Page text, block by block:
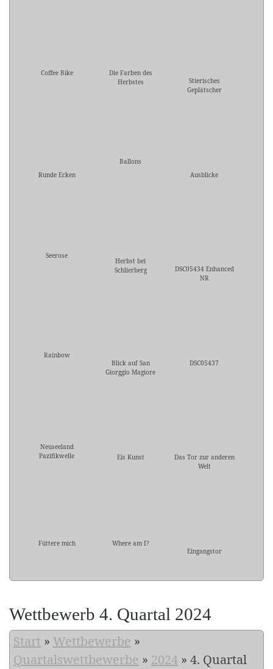
Coffee Bike
Die Farben des
Herbstes
Stierisches
Geplätscher
Runde Ecken
Ballons
Ausblicke
Seerose
Herbst bei
Schlierberg
DSC05434 Enhanced
NR
Rainbow
Blick auf San
Giorggio Magiore
DSC05437
Neuseeland
Pazifikwelle
Eis Kunst
Das Tor zur anderen
Welt
Füttere mich
Where am I?
Eingangstor
Wettbewerb 4. Quartal 2024
Start » Wettbewerbe »
Quartalswettbewerbe » 2024 » 4. Quartal